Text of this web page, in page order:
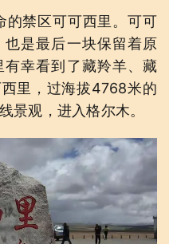
禁区可可西里。可可
是最后一块保留着原
幸看到了藏羚羊、藏
里，过海拔4768米的
景观，进入格尔木。